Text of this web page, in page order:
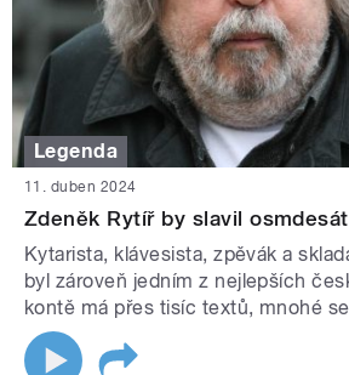
Legenda
11. duben 2024
Zdeněk Rytíř by slavil
Kytarista, klávesista, zpěvák a
byl zároveň jedním z nejlepších
kontě má přes tisíc textů, mnohé